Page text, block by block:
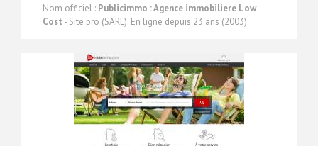
Nom officiel : Publicimmo : Agence immobiliere Low
Cost - Site pro (SARL). En ligne depuis 23 ans (2003).